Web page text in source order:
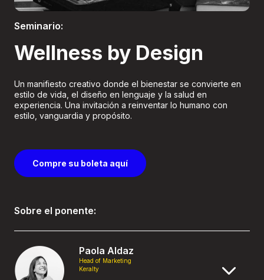
Seminario:
Wellness by Design
Un manifiesto creativo donde el bienestar se convierte en
estilo de vida, el diseño en lenguaje y la salud en
experiencia. Una invitación a reinventar lo humano con
estilo, vanguardia y propósito.
Compre su boleta aquí
Sobre el ponente:
Paola Aldaz
Head of Marketing
Keralty